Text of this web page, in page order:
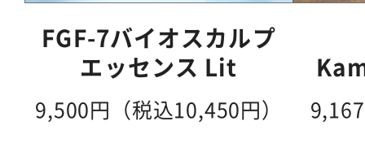
FGF-7バイオスカルプ
エッセンス Lit
9,500円（税込10,450円）